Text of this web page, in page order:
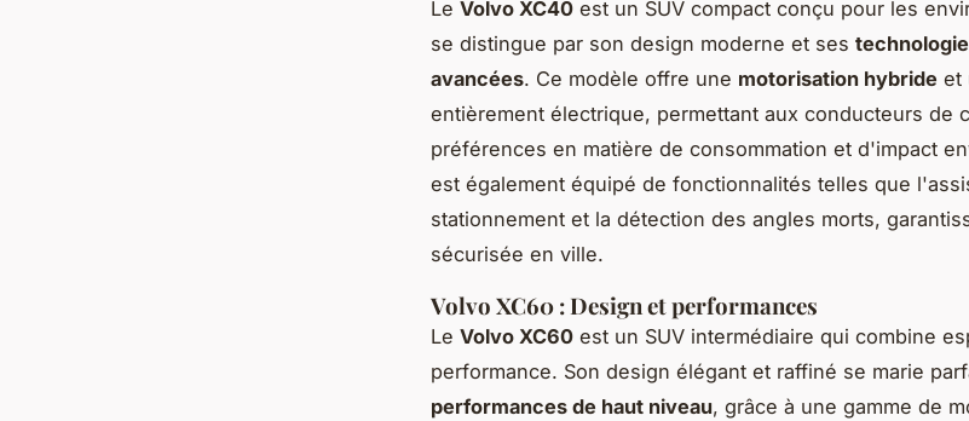
Le Volvo XC40 est un SUV compact conçu pour les
se distingue par son design moderne et ses
avancées. Ce modèle offre une motorisation hybride et
entièrement électrique, permettant aux conducteurs de
préférences en matière de consommation et d'impact
est également équipé de fonctionnalités telles que
stationnement et la détection des angles morts,
sécurisée en ville.
Volvo XC60 : Design et performances
Le Volvo XC60 est un SUV intermédiaire qui combine
performance. Son design élégant et raffiné se marie
performances de haut niveau, grâce à une gamme de